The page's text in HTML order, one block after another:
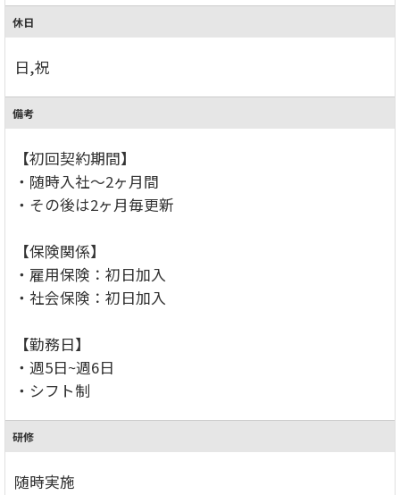
休日
日,祝
備考
【初回契約期間】
・随時入社～2ヶ月間
・その後は2ヶ月毎更新
【保険関係】
・雇用保険：初日加入
・社会保険：初日加入
【勤務日】
・週5日~週6日
・シフト制
研修
随時実施